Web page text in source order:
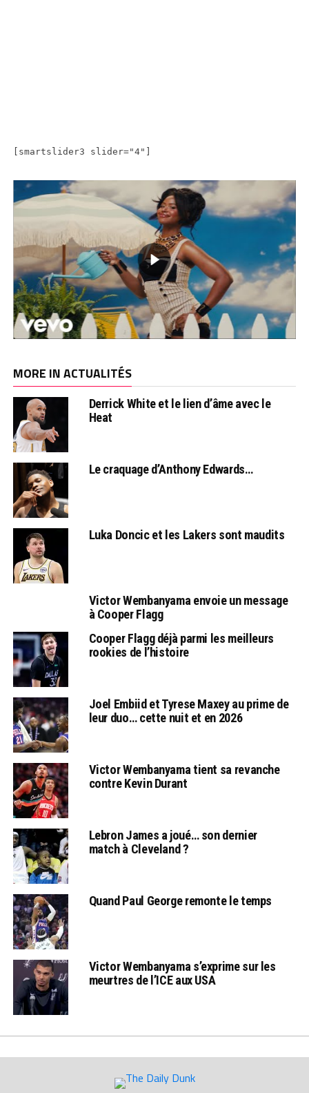
[smartslider3 slider="4"]
MORE IN ACTUALITÉS
Derrick White et le lien d’âme avec le
Heat
Le craquage d’Anthony Edwards…
Luka Doncic et les Lakers sont maudits
Victor Wembanyama envoie un message
à Cooper Flagg
Cooper Flagg déjà parmi les meilleurs
rookies de l’histoire
Joel Embiid et Tyrese Maxey au prime de
leur duo… cette nuit et en 2026
Victor Wembanyama tient sa revanche
contre Kevin Durant
Lebron James a joué… son dernier
match à Cleveland ?
Quand Paul George remonte le temps
Victor Wembanyama s’exprime sur les
meurtres de l’ICE aux USA